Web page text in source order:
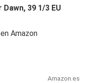
39 1/3 EU
Amazon
Amazon.es